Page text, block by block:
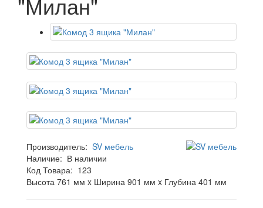
Производитель: SV мебель
Наличие: В наличии
Код Товара: 123
Высота 761 мм x Ширина 901 мм x Глубина 401 мм